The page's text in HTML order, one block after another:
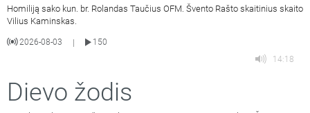
Homiliją sako kun. br. Rolandas Taučius OFM. Švento Rašto skaitinius skaito
Vilius Kaminskas.
2026-08-03 |
150
14:18
Dievo žodis